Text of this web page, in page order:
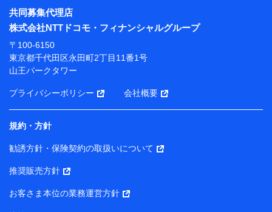
維持管理等の委託業務遂行のため、またそれらに付帯、
関連する当社または株式会社NTTドコモ・フィナンシャ
ルグループおよび提携会社のサービスを案内、提供する
ため
（各サービスで取得したサービス利用履歴、ウェブサイ
トの閲覧履歴、購買履歴、ご契約内容等のパーソナルデ
ータを分析して、お客さまの趣味・嗜好・傾向に応じた
サービス・商品等に関するご提案や広告の配信等を行う
ことがあります。）
各種セミナーの開催のため
コンサルティングサービスの実施のため
アンケートやキャンペーン等の実施のため
上記に係る案内・手続き・管理等付帯業務を行うため
所・代表者名】
共同募集代理店
株式会社NTTドコモ・フィナンシャルグループ
〒100-6150
東京都千代田区永田町2丁目11番1号
山王パークタワー
プライバシーポリシー 会社概要
規約・方針
勧誘方針・保険契約の取扱いについて
推奨販売方針
お客さま本位の業務運営方針